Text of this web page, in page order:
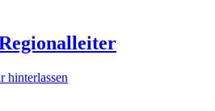
hinterlassen